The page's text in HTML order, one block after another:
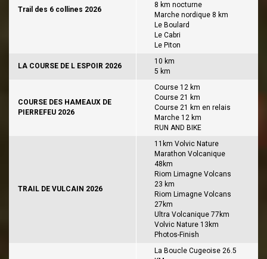
Trail des 6 collines 2026
8 km nocturne
Marche nordique 8 km
Le Boulard
Le Cabri
Le Piton
LA COURSE DE L ESPOIR 2026
10 km
5 km
COURSE DES HAMEAUX DE
PIERREFEU 2026
Course 12 km
Course 21 km
Course 21 km en relais
Marche 12 km
RUN AND BIKE
TRAIL DE VULCAIN 2026
11km Volvic Nature
Marathon Volcanique
48km
Riom Limagne Volcans
23 km
Riom Limagne Volcans
27km
Ultra Volcanique 77km
Volvic Nature 13km
Photos-Finish
La Boucle Cugeoise 26.5